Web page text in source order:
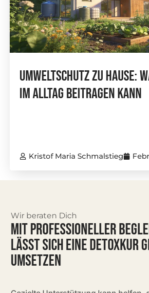
Umweltschutz Zu Hause:
Im Alltag Beitragen Kann
Kristof Maria Schmalstieg
Wir beraten Dich
MIT PROFESSIONELLER
LÄSST SICH EINE DETOXKUR
UMSETZEN